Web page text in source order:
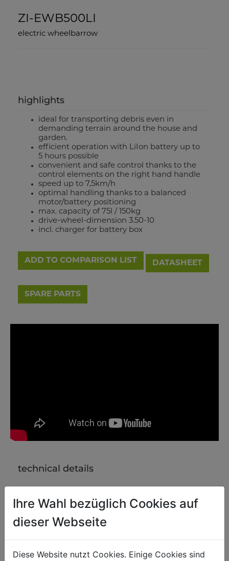
ZI-EWB500LI
electric wheelbarrow
highlights
ideal for transporting debris even in
demanding terrain around the house and
garden.
efficient operation with LiIon battery up to
5 hours possible
convenient and safe control thanks to the
control elements on the right hand handle
speed up to 7,5km/h
optimal handling thanks to a balanced
motor/battery positioning
max. capacity of 75l / 150kg
drive-wheel-dimension 3.50-10
incl. charger for battery box
ADD TO COMPARISON LIST DATASHEET
technical details
motor data
motor power s1 in W
battery voltage 40V
battery capacity 240Wh
Ihre Wahl bezüglich Cookies auf
dieser Webseite
Diese Website nutzt Cookies. Einige Cookies sind